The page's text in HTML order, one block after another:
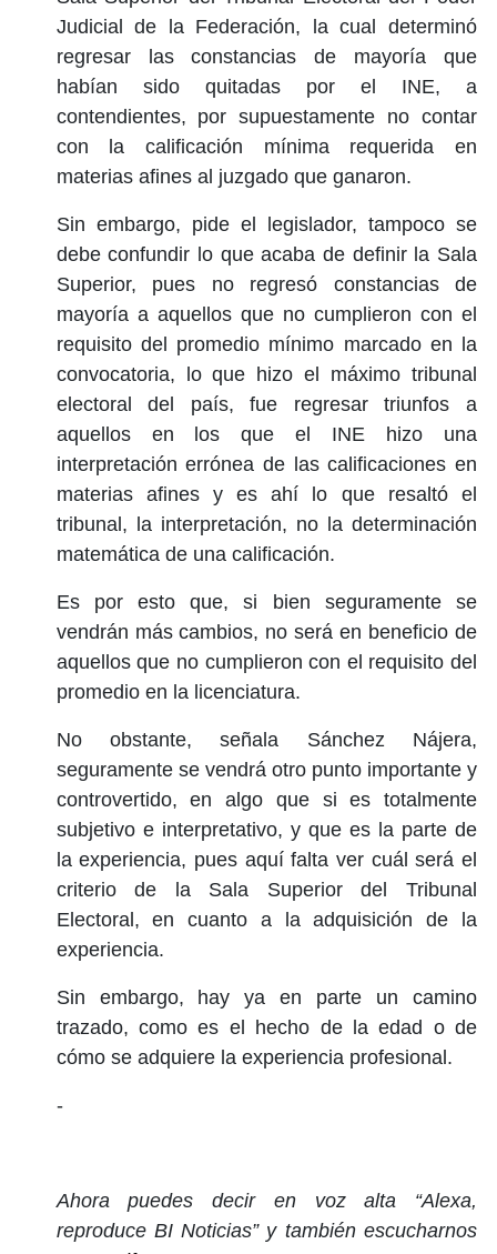
Judicial de la Federación, la cual determinó
regresar las constancias de mayoría que
habían sido quitadas por el INE, a
contendientes, por supuestamente no contar
con la calificación mínima requerida en
materias afines al juzgado que ganaron.
Sin embargo, pide el legislador, tampoco se
debe confundir lo que acaba de definir la Sala
Superior, pues no regresó constancias de
mayoría a aquellos que no cumplieron con el
requisito del promedio mínimo marcado en la
convocatoria, lo que hizo el máximo tribunal
electoral del país, fue regresar triunfos a
aquellos en los que el INE hizo una
interpretación errónea de las calificaciones en
materias afines y es ahí lo que resaltó el
tribunal, la interpretación, no la determinación
matemática de una calificación.
Es por esto que, si bien seguramente se
vendrán más cambios, no será en beneficio de
aquellos que no cumplieron con el requisito del
promedio en la licenciatura.
No obstante, señala Sánchez Nájera,
seguramente se vendrá otro punto importante y
controvertido, en algo que si es totalmente
subjetivo e interpretativo, y que es la parte de
la experiencia, pues aquí falta ver cuál será el
criterio de la Sala Superior del Tribunal
Electoral, en cuanto a la adquisición de la
experiencia.
Sin embargo, hay ya en parte un camino
trazado, como es el hecho de la edad o de
cómo se adquiere la experiencia profesional.
-
Ahora puedes decir en voz alta “Alexa,
reproduce BI Noticias” y también escucharnos